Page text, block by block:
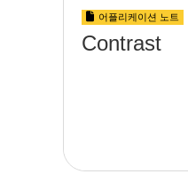
어플리케이션 노트
Contrast